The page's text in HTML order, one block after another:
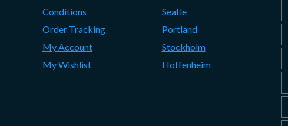
Conditions
Order Tracking
My Account
My Wishlist
Seatle
Portland
Stockholm
Hoffenheim